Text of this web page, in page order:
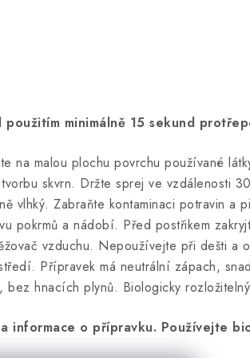
minimálně 15 sekund
na malou plochu povrchu používané
skvrn. Držte sprej ve vzdálenosti
vlhký. Zabraňte kontaminaci potravin a
pokrmů a nádobí. Před postřikem
vzduchu. Nepoužívejte při dešti a
Přípravek má neutrální zápach,
hnacích plynů. Biologicky
informace o přípravku. Používejte